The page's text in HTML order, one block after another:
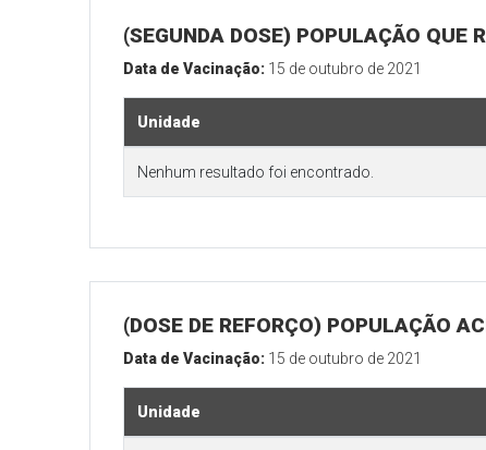
(SEGUNDA DOSE) POPULAÇÃO QUE
Data de Vacinação: 15 de outubro de 2021
Unidade
Nenhum resultado foi encontrado.
(DOSE DE REFORÇO) POPULAÇÃO
Data de Vacinação: 15 de outubro de 2021
Unidade